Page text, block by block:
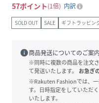
57ポイント 1倍 内訳
SOLD OUT SALE ギフトラッピン
info商品発送についてのご案内
※同時に複数の商品を注文
て発送いたします。
お急ぎ
※Rakuten Fashionでは、
す。日時指定をしていただ
いたします。